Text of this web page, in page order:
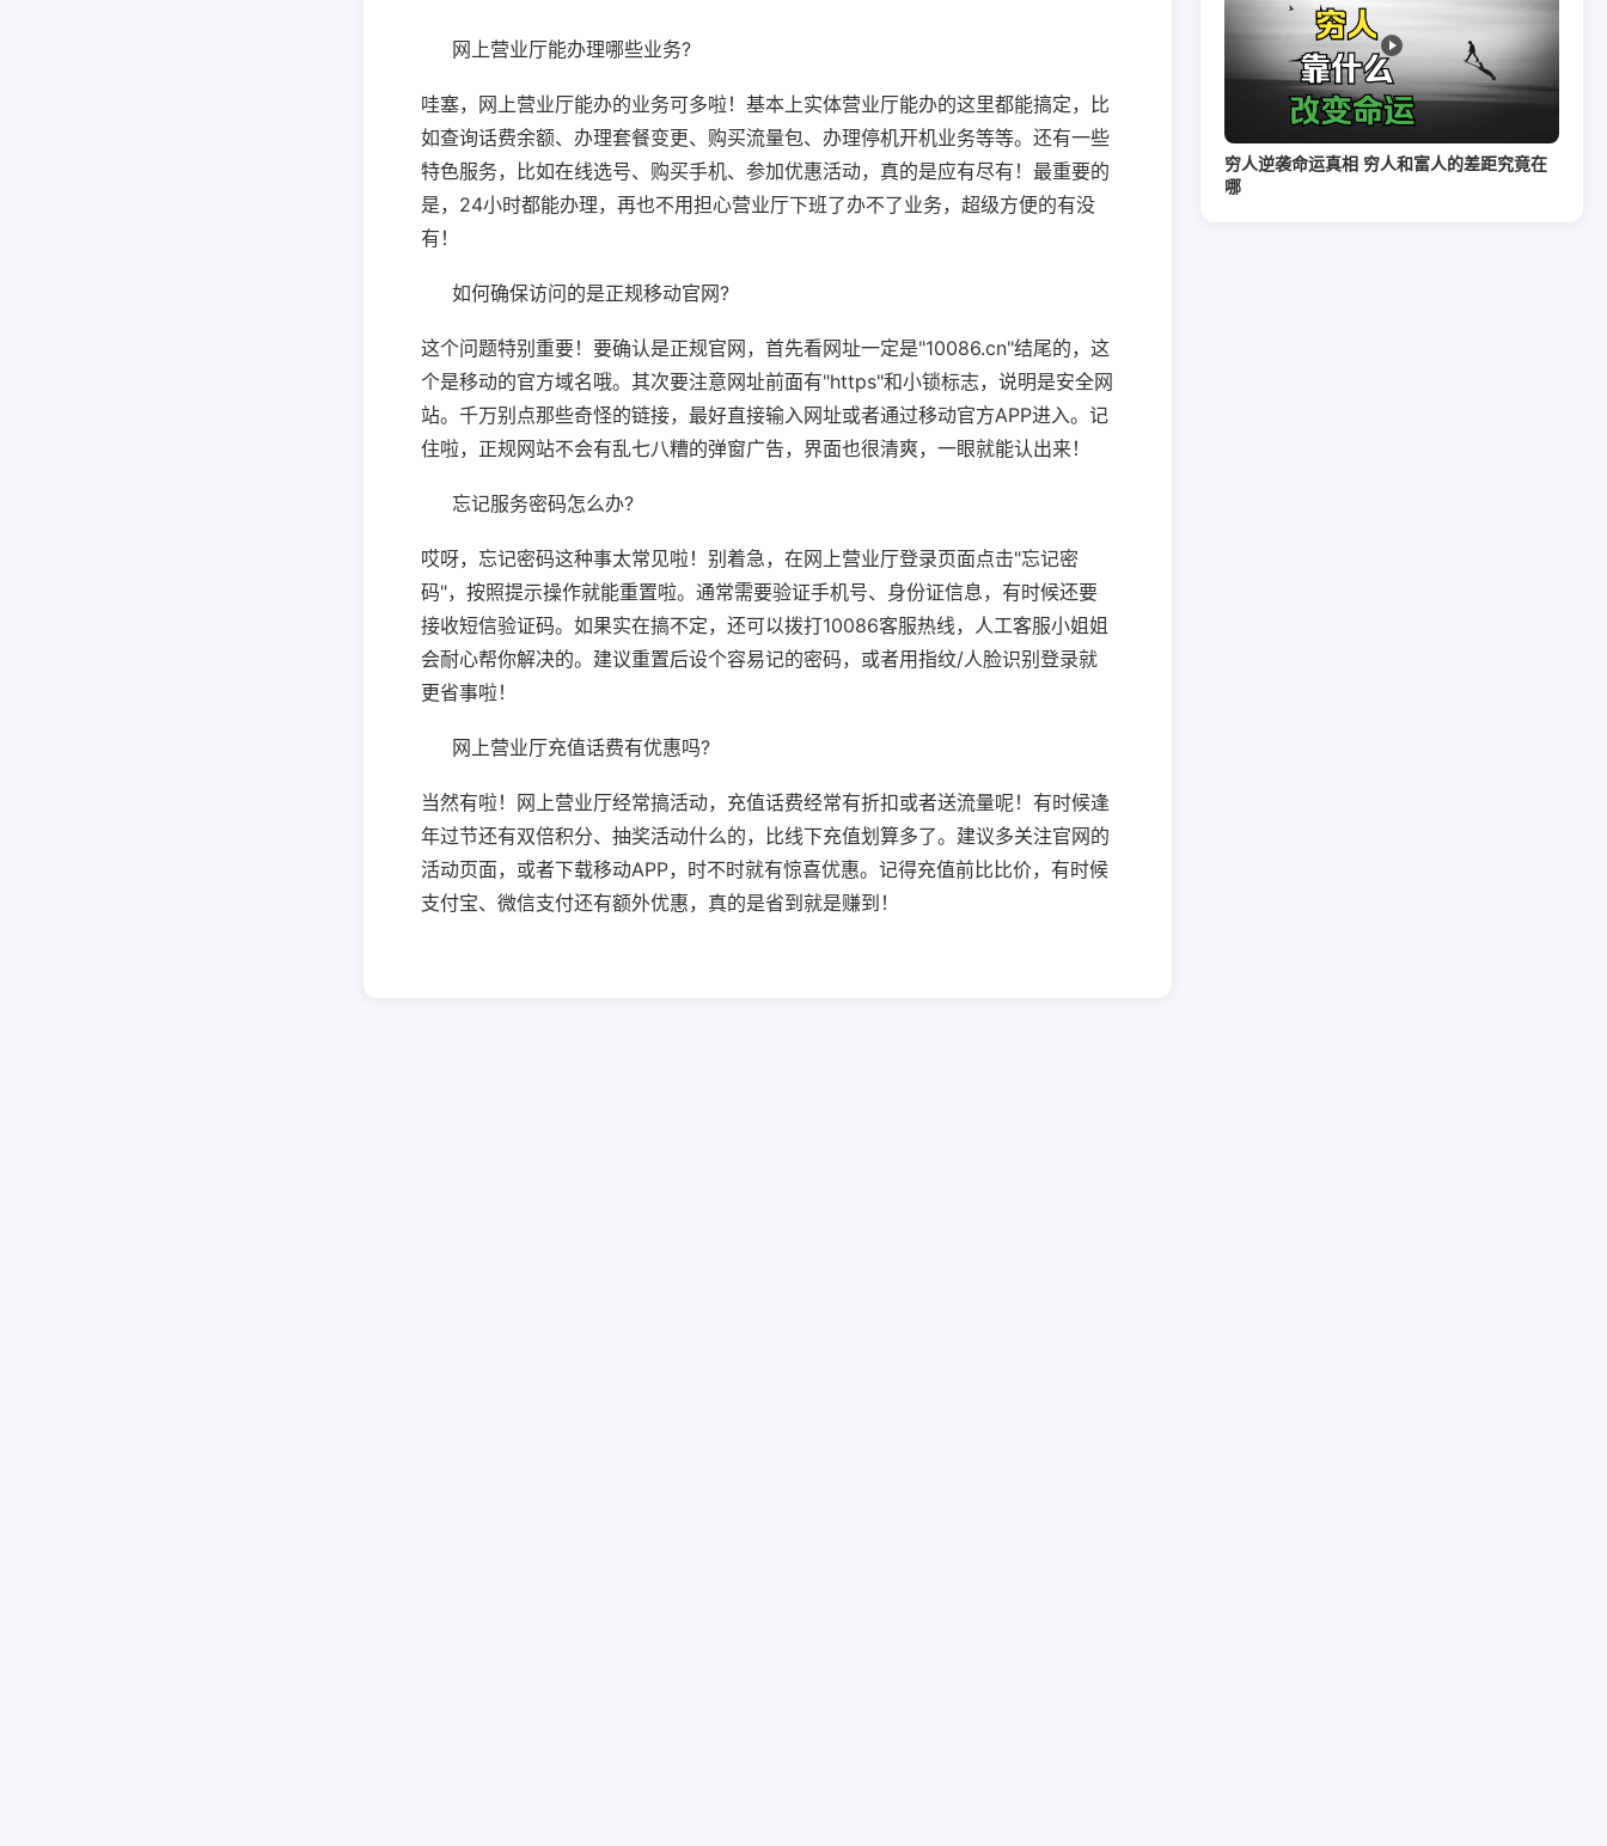
网上营业厅能办理哪些业务?
哇塞，网上营业厅能办的业务可多啦！基本上实体营业厅能办的这里都能搞定，比
如查询话费余额、办理套餐变更、购买流量包、办理停机开机业务等等。还有一些
特色服务，比如在线选号、购买手机、参加优惠活动，真的是应有尽有！最重要的
是，24小时都能办理，再也不用担心营业厅下班了办不了业务，超级方便的有没
有！
如何确保访问的是正规移动官网?
这个问题特别重要！要确认是正规官网，首先看网址一定是"10086.cn"结尾的，这
个是移动的官方域名哦。其次要注意网址前面有"https"和小锁标志，说明是安全网
站。千万别点那些奇怪的链接，最好直接输入网址或者通过移动官方APP进入。记
住啦，正规网站不会有乱七八糟的弹窗广告，界面也很清爽，一眼就能认出来！
忘记服务密码怎么办?
哎呀，忘记密码这种事太常见啦！别着急，在网上营业厅登录页面点击"忘记密
码"，按照提示操作就能重置啦。通常需要验证手机号、身份证信息，有时候还要
接收短信验证码。如果实在搞不定，还可以拨打10086客服热线，人工客服小姐姐
会耐心帮你解决的。建议重置后设个容易记的密码，或者用指纹/人脸识别登录就
更省事啦！
网上营业厅充值话费有优惠吗?
当然有啦！网上营业厅经常搞活动，充值话费经常有折扣或者送流量呢！有时候逢
年过节还有双倍积分、抽奖活动什么的，比线下充值划算多了。建议多关注官网的
活动页面，或者下载移动APP，时不时就有惊喜优惠。记得充值前比比价，有时候
支付宝、微信支付还有额外优惠，真的是省到就是赚到！
穷人逆袭命运真相 穷人和富人的差距究竟在
哪